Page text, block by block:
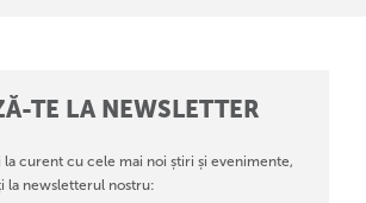
TE LA NEWSLETTER
la curent cu cele mai noi știri și evenimente,
la newsletterul nostru: